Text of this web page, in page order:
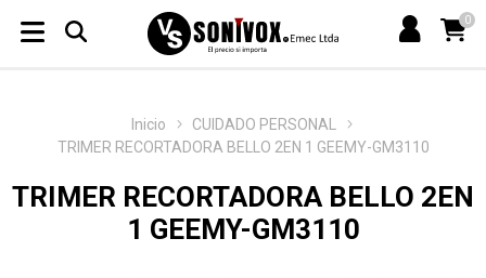
0
Inicio
CUIDADO PERSONAL
TRIMER RECORTADORA BELLO 2EN 1 GEEMY-GM3110
TRIMER RECORTADORA BELLO 2EN
1 GEEMY-GM3110